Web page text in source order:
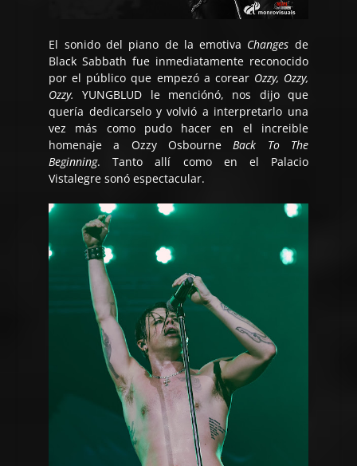
El sonido del piano de la emotiva Changes de
Black Sabbath fue inmediatamente reconocido
por el público que empezó a corear Ozzy, Ozzy,
Ozzy.
YUNGBLUD le menciónó, nos dijo que
quería dedicarselo y volvió a interpretarlo una
vez más como pudo hacer en el increible
homenaje a Ozzy Osbourne Back To The
Beginning. Tanto allí como en el Palacio
Vistalegre sonó espectacular.